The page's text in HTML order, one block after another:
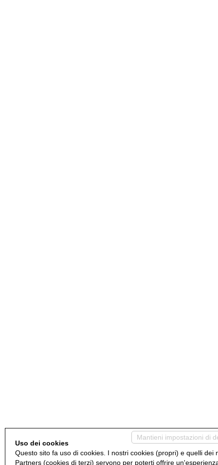
Mantieni impostazioni di
Uso dei cookies
Questo sito fa uso di cookies. I nostri cookies (propri) e quelli dei
Partners (cookies di terzi) servono per poterti offrire